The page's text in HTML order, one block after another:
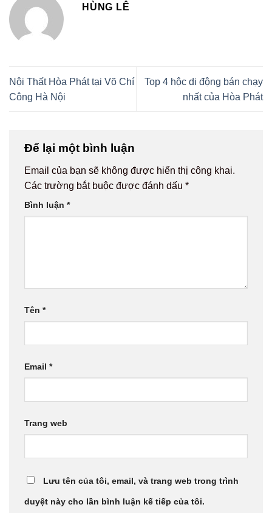
HÙNG LÊ
Nội Thất Hòa Phát tại Võ Chí
Công Hà Nội
Top 4 hộc di động bán chạy
nhất của Hòa Phát
Để lại một bình luận
Email của bạn sẽ không được hiển thị công khai.
Các trường bắt buộc được đánh dấu *
Bình luận *
Tên *
Email *
Trang web
Lưu tên của tôi, email, và trang web trong trình
duyệt này cho lần bình luận kế tiếp của tôi.